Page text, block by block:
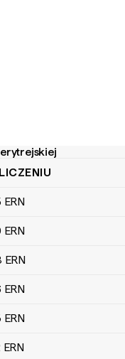
ERN
ERN
ERN
ERN
ERN
ERN